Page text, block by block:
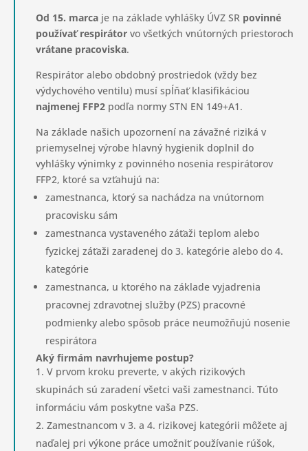
Od 15. marca je na základe vyhlášky ÚVZ SR povinné
používať respirátor vo všetkých vnútorných priestoroch
vrátane pracoviska.
Respirátor alebo obdobný prostriedok (vždy bez
výdychového ventilu) musí spĺňať klasifikáciou
najmenej FFP2 podľa normy STN EN 149+A1.
Na základe našich upozornení na závažné riziká v
priemyselnej výrobe hlavný hygienik doplnil do
vyhlášky výnimky z povinného nosenia respirátorov
FFP2, ktoré sa vzťahujú na:
zamestnanca, ktorý sa nachádza na vnútornom
pracovisku sám
zamestnanca vystaveného záťaži teplom alebo
fyzickej záťaži zaradenej do 3. kategórie alebo do 4.
kategórie
zamestnanca, u ktorého na základe vyjadrenia
pracovnej zdravotnej služby (PZS) pracovné
podmienky alebo spôsob práce neumožňujú nosenie
respirátora
Aký firmám navrhujeme postup?
V prvom kroku preverte, v akých rizikových
skupinách sú zaradení všetci vaši zamestnanci. Túto
informáciu vám poskytne vaša PZS.
Zamestnancom v 3. a 4. rizikovej kategórii môžete aj
naďalej pri výkone práce umožniť používanie rúšok,